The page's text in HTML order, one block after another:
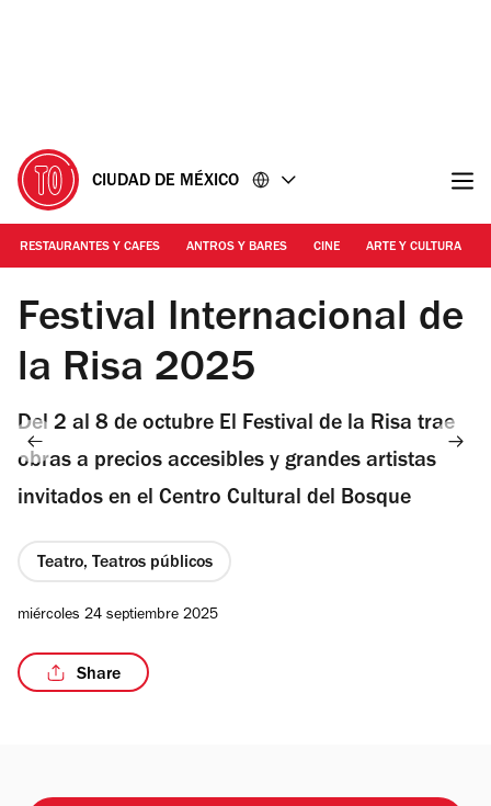
CIUDAD DE MÉXICO
RESTAURANTES Y CAFES ANTROS Y BARES CINE ARTE Y CULTURA
Foto: Cortesía
Festival Internacional de
la Risa 2025
Del 2 al 8 de octubre El Festival de la Risa trae
obras a precios accesibles y grandes artistas
invitados en el Centro Cultural del Bosque
Teatro, Teatros públicos
miércoles 24 septiembre 2025
Share